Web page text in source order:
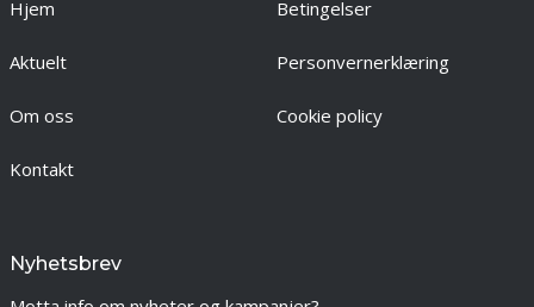
Hjem
Aktuelt
Om oss
Kontakt
Betingelser
Personvernerklæring
Cookie policy
Nyhetsbrev